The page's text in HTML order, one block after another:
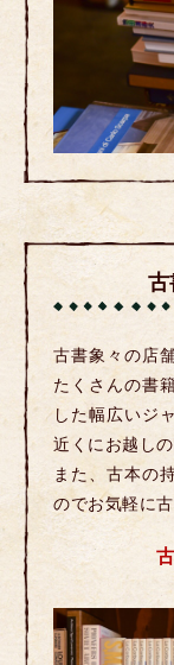
古
古書象々の店
たくさんの書
した幅広いジ
近くにお越し
また、古本の
のでお気軽に